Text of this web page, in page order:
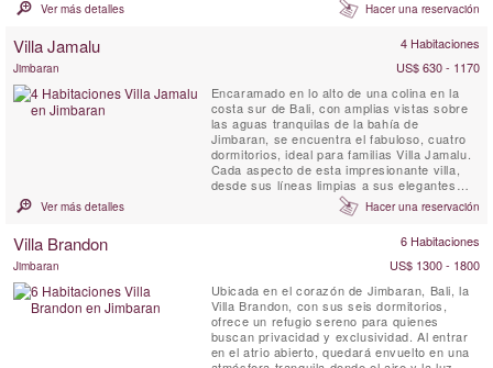
Ver más detalles Hacer una reservación
Villa Jamalu 4 Habitaciones
Jimbaran
US$ 630 - 1170
Encaramado en lo alto de una colina en la
costa sur de Bali, con amplias vistas sobre
las aguas tranquilas de la bahía de
Jimbaran, se encuentra el fabuloso, cuatro
dormitorios, ideal para familias Villa Jamalu.
Cada aspecto de esta impresionante villa,
desde sus líneas limpias a sus elegantes
interiores, promete huéspedes lo último en
lujo y entretenimiento. Tres plantas de un
oportunidades para la diversión y relajación:
Ver más detalles Hacer una reservación
Villa Brandon 6 Habitaciones
Jimbaran
US$ 1300 - 1800
Ubicada en el corazón de Jimbaran, Bali, la
Villa Brandon, con sus seis dormitorios,
ofrece un refugio sereno para quienes
buscan privacidad y exclusividad. Al entrar
en el atrio abierto, quedará envuelto en una